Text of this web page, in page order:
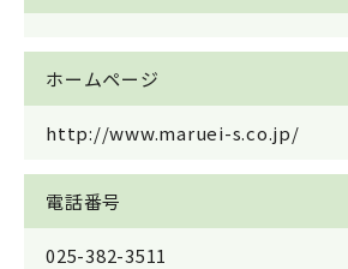
ホームページ
http://www.maruei-s.co.jp/
電話番号
025-382-3511